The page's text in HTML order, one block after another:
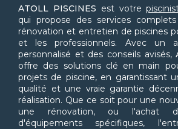
ATOLL PISCINES est votre
qui propose des services
rénovation et entretien de piscines
et les professionnels. Avec un
personnalisé et des conseils avisés,
offre des solutions clé en main
projets de piscine, en garantissant
qualité et une vraie garantie
réalisation. Que ce soit pour une
une rénovation, ou l'achat
d'équipements spécifiques,